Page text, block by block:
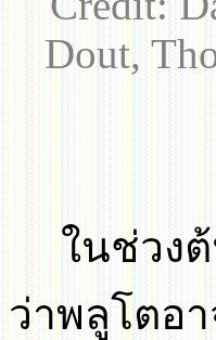
Dout,
ในช่วง
ว่าพลูโตอ